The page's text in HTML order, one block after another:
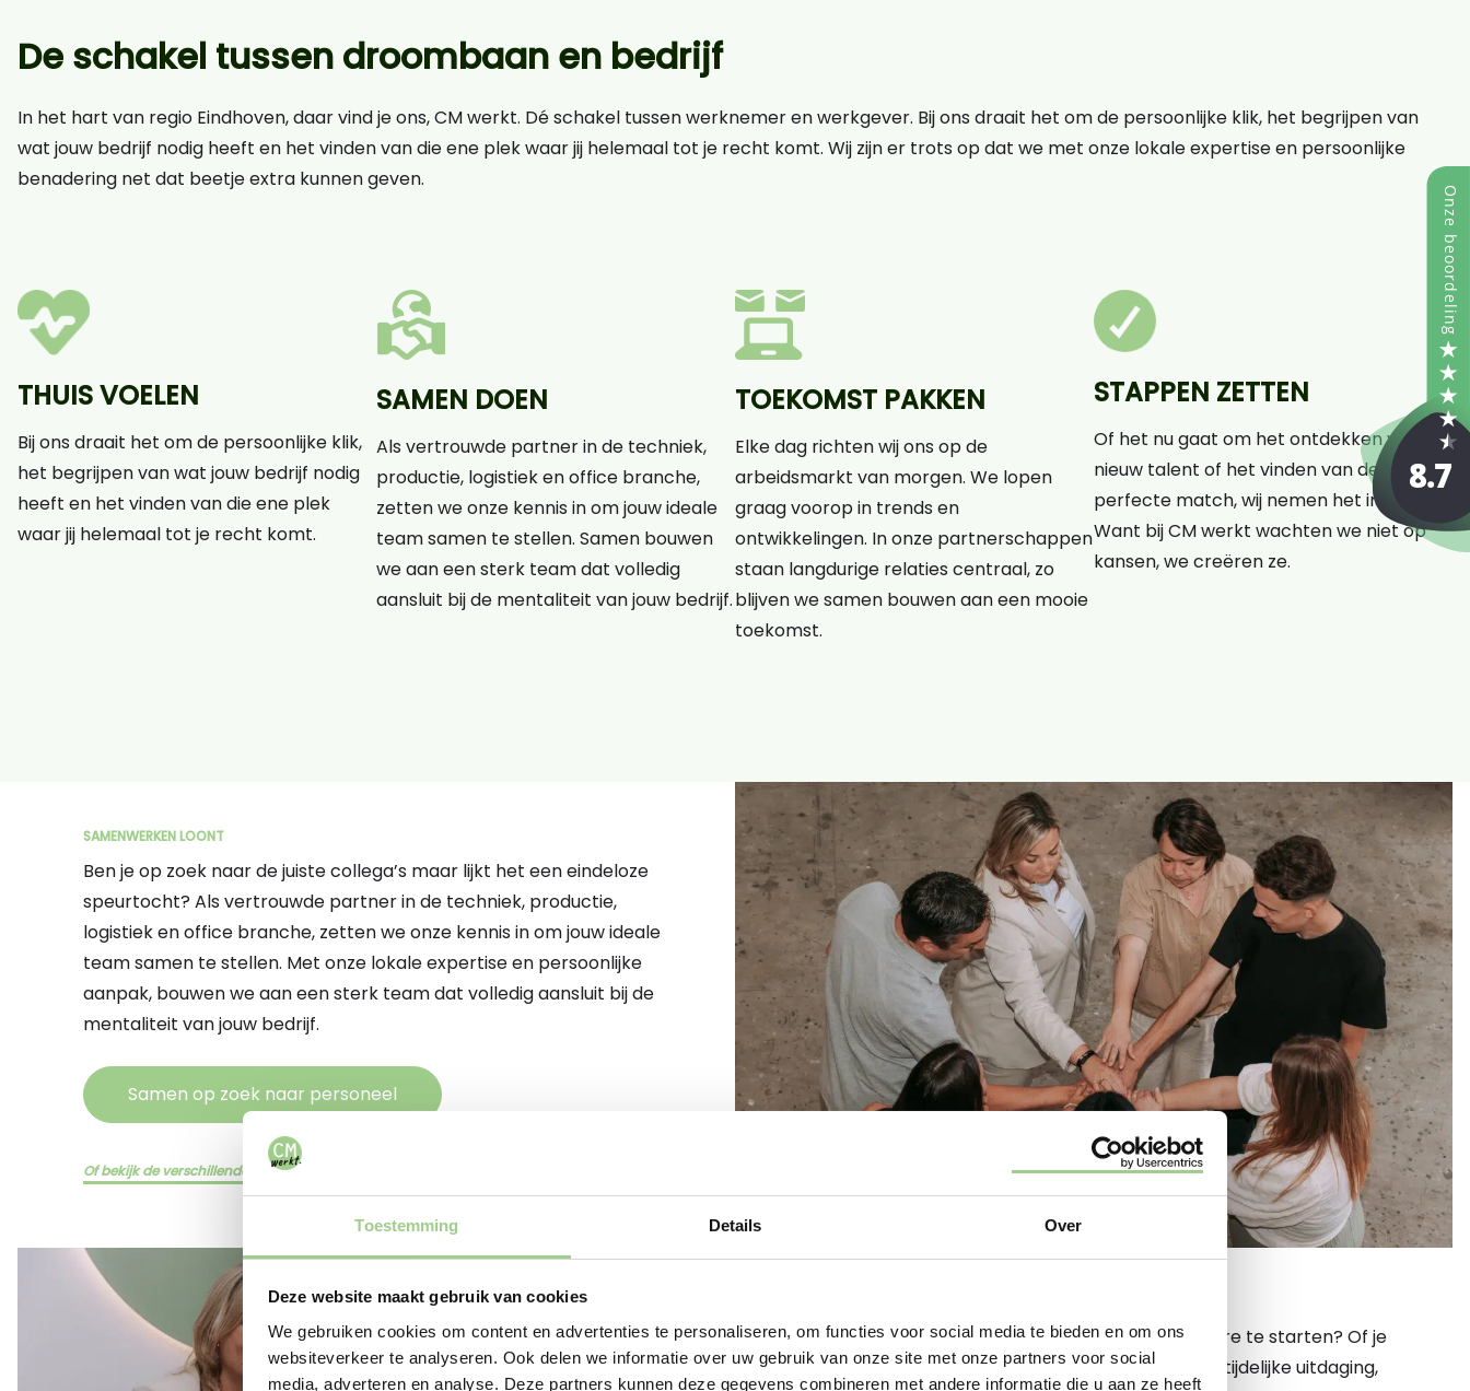
Toestemming Details Over
Deze website maakt gebruik van cookies
We gebruiken cookies om content en advertenties te personaliseren, om functies voor social media te bieden en om ons
websiteverkeer te analyseren. Ook delen we informatie over uw gebruik van onze site met onze partners voor social
media, adverteren en analyse. Deze partners kunnen deze gegevens combineren met andere informatie die u aan ze heeft
De schakel tussen droombaan en bedrijf
In het hart van regio Eindhoven, daar vind je ons, CM werkt. Dé schakel tussen werknemer en werkgever. Bij ons draait het om de persoonlijke klik, het begrijpen van
wat jouw bedrijf nodig heeft en het vinden van die ene plek waar jij helemaal tot je recht komt. Wij zijn er trots op dat we met onze lokale expertise en persoonlijke
benadering net dat beetje extra kunnen geven.
THUIS VOELEN
Bij ons draait het om de persoonlijke klik,
het begrijpen van wat jouw bedrijf nodig
heeft en het vinden van die ene plek
waar jij helemaal tot je recht komt.
SAMEN DOEN
Als vertrouwde partner in de techniek,
productie, logistiek en office branche,
zetten we onze kennis in om jouw ideale
team samen te stellen. Samen bouwen
we aan een sterk team dat volledig
aansluit bij de mentaliteit van jouw bedrijf.
TOEKOMST PAKKEN
Elke dag richten wij ons op de
arbeidsmarkt van morgen. We lopen
graag voorop in trends en
ontwikkelingen. In onze partnerschappen
staan langdurige relaties centraal, zo
blijven we samen bouwen aan een mooie
toekomst.
STAPPEN ZETTEN
Of het nu gaat om het ontdekken van
nieuw talent of het vinden van de
perfecte match, wij nemen het initiatief.
Want bij CM werkt wachten we niet op
kansen, we creëren ze.
SAMENWERKEN LOONT
Ben je op zoek naar de juiste collega’s maar lijkt het een eindeloze
speurtocht? Als vertrouwde partner in de techniek, productie,
logistiek en office branche, zetten we onze kennis in om jouw ideale
team samen te stellen. Met onze lokale expertise en persoonlijke
aanpak, bouwen we aan een sterk team dat volledig aansluit bij de
mentaliteit van jouw bedrijf.
Samen op zoek naar personeel
Of bekijk de verschillende diensten hier
Sta je op het punt om een nieuwe fase in je carrière te starten? Of je
nu op zoek bent naar een vaste baan of juist een tijdelijke uitdaging,